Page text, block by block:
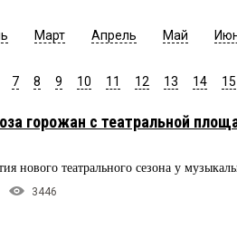
Март Апрель Май
7 8 9 10 11 12 13 14 15
горожан с театральной
нового театрального сезона у
3446